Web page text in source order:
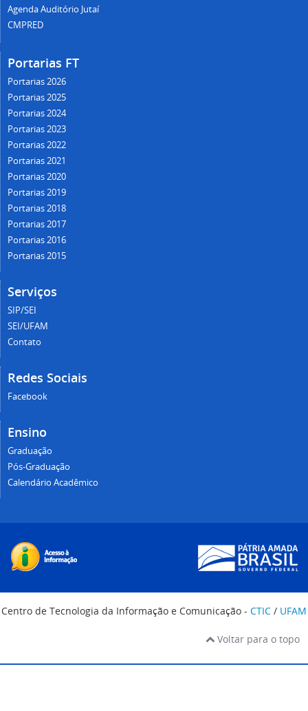
Agenda Auditório Jutaí
CMPRED
Portarias FT
Portarias 2026
Portarias 2025
Portarias 2024
Portarias 2023
Portarias 2022
Portarias 2021
Portarias 2020
Portarias 2019
Portarias 2018
Portarias 2017
Portarias 2016
Portarias 2015
Serviços
SIP/SEI
SEI/UFAM
Contato
Redes Sociais
Facebook
Ensino
Graduação
Pós-Graduação
Calendário Acadêmico
Centro de Tecnologia da Informação e Comunicação - CTIC / UFAM
Voltar para o topo